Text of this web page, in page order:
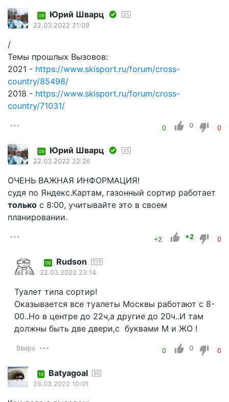
09 Юрий Шварц 25
22.03.2022 21:09
/
Темы прошлых Вызовов:
2021 - https://www.skisport.ru/forum/cross-
country/85498/
2018 - https://www.skisport.ru/forum/cross-
country/71031/
0 0 0
09 Юрий Шварц 25
22.03.2022 22:26
ОЧЕНЬ ВАЖНАЯ ИНФОРМАЦИЯ!
судя по Яндекс.Картам, газонный сортир работает
только с 8:00, учитывайте это в своем
планировании.
+2 +2 0
06 Rudson 573
22.03.2022 23:14
Туалет типа сортир!
Оказывается все туалеты Москвы работают с 8-
00..Но в центре до 22ч,а другие до 20ч..И там
должны быть две двери,с буквами М и ЖО !
Вверх 0 0 0
14 Batyagoal 89
28.03.2022 10:01